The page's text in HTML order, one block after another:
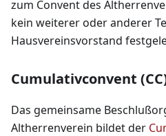
zum Convent des
kein weiterer oder anderer
Hausvereinsvorstand
Cumulativconvent
Das gemeinsame
Altherrenverein bildet der